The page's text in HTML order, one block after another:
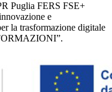
Puglia FERS FSE+
e
la trasformazione digitale